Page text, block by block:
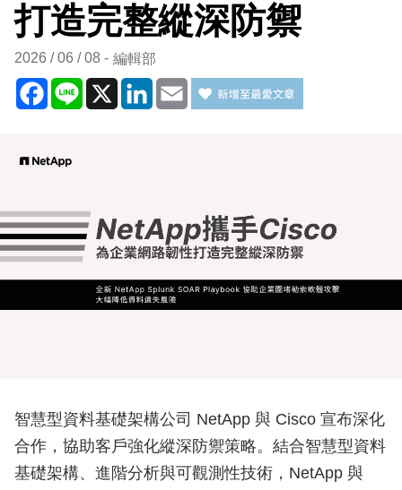
打造完整縱深防禦
2026 / 06 / 08 編輯部
Facebook
Line X LinkedIn
Email
智慧型資料基礎架構公司 NetApp 與 Cisco 宣布深化
合作，協助客戶強化縱深防禦策略。結合智慧型資料
基礎架構、進階分析與可觀測性技術，NetApp 與